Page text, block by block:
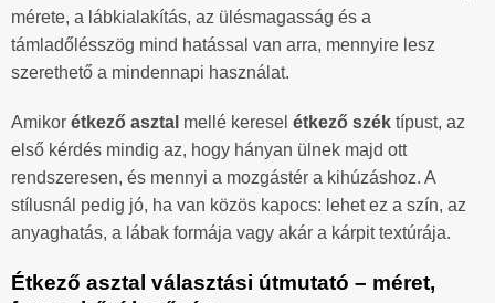
mérete, a lábkialakítás, az ülésmagasság és a
támladőlésszög mind hatással van arra, mennyire lesz
szerethető a mindennapi használat.
Amikor étkező asztal mellé keresel étkező szék típust, az
első kérdés mindig az, hogy hányan ülnek majd ott
rendszeresen, és mennyi a mozgástér a kihúzáshoz. A
stílusnál pedig jó, ha van közös kapocs: lehet ez a szín, az
anyaghatás, a lábak formája vagy akár a kárpit textúrája.
Étkező asztal választási útmutató – méret,